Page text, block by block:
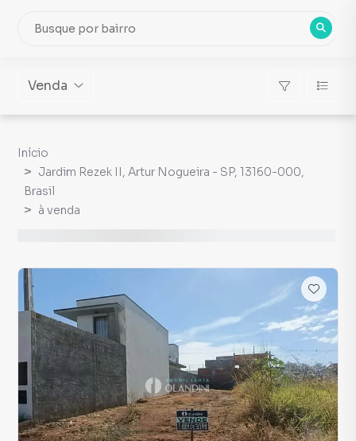
Venda
Início
Jardim Rezek II, Artur Nogueira - SP, 13160-000,
Brasil
à venda